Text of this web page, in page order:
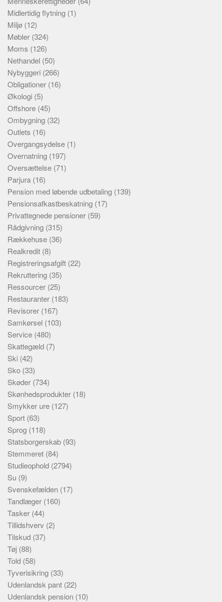
Midlertidig flytning (1)
Miljø (12)
Møbler (324)
Moms (126)
Nethandel (50)
Nybyggeri (266)
Obligationer (16)
Økologi (5)
Offshore (45)
Ombygning (32)
Outlets (16)
Overgangsydelse (1)
Overnatning (197)
Oversættelse (71)
Parjura (16)
Pension med løbende udbetaling (139)
Pensionsafkastbeskatning (17)
Privattegnede pensioner (59)
Rådgivning (315)
Rækkehuse (36)
Realkredit (8)
Registreringsafgift (22)
Rekruttering (35)
Ressourcer (25)
Restauranter (183)
Revisorer (167)
Samkørsel (103)
Service (480)
Skattegæld (7)
Ski (42)
Sko (33)
Skøder (734)
Skønhedsprodukter (18)
Smykker ure (127)
Sport (63)
Sprog (118)
Statsborgerskab (93)
Stemmeret (84)
Studieophold (2794)
Su (9)
Svenskefælden (17)
Tandlæger (160)
Tasker (44)
Tillidshverv (2)
Tilskud (37)
Tøj (88)
Told (58)
Tyverisikring (33)
Udenlandsk pant (22)
Udenlandsk pension (10)